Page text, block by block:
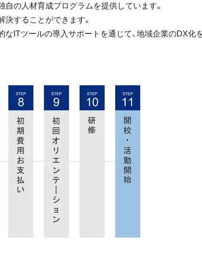
自の人材育成プログラムを提供しています。
決することができます。
ITツールの導入サポートを通じて、地域企業のDX化